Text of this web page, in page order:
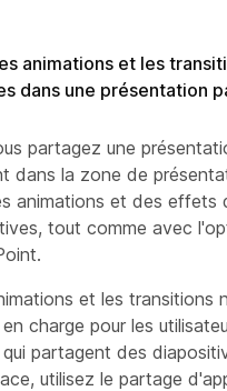
animations et les
dans une présentation
partagez une
dans la zone de
animations et des effets
tout comme avec
et les transitions
charge pour les
partagent des
utilisez le partage